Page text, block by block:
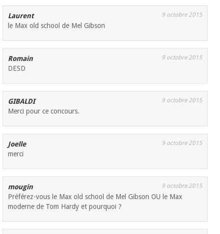
Laurent 9 octobre 2015
le Max old school de Mel Gibson
Romain 9 octobre 2015
DESD
GIBALDI 9 octobre 2015
Merci pour ce concours.
Joelle 9 octobre 2015
merci
mougin 9 octobre 2015
Préférez-vous le Max old school de Mel Gibson OU le Max
moderne de Tom Hardy et pourquoi ?